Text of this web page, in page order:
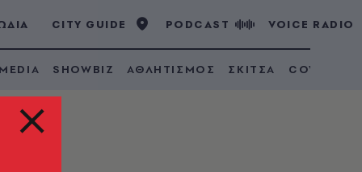
CITY GUIDE PODCAST VOICE RADIO
SHOWBIZ ΑΘΛΗΤΙΣΜΟΣ ΣΚΙΤΣΑ COVID 19